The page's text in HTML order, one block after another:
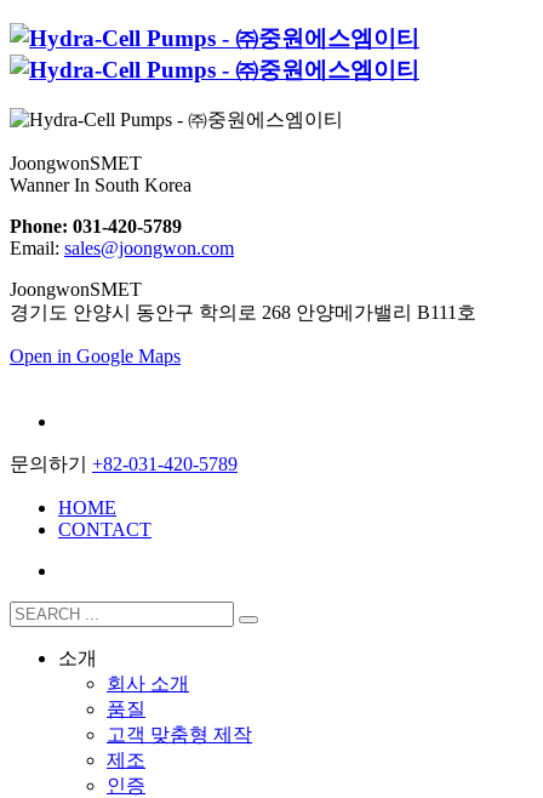
JoongwonSMET
Wanner In South Korea
Phone: 031-420-5789
Email: sales@joongwon.com
JoongwonSMET
경기도 안양시 동안구 학의로 268 안양메가밸리 B111호
Open in Google Maps
문의하기 +82-031-420-5789
HOME
CONTACT
소개
회사 소개
품질
고객 맞춤형 제작
제조
인증